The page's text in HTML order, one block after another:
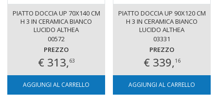
PIATTO DOCCIA UP 70X140 CM
H 3 IN CERAMICA BIANCO
LUCIDO ALTHEA
00572
PREZZO
€ 313,63
AGGIUNGI AL CARRELLO
PIATTO DOCCIA UP 90X120 CM
H 3 IN CERAMICA BIANCO
LUCIDO ALTHEA
03331
PREZZO
€ 339,16
AGGIUNGI AL CARRELLO